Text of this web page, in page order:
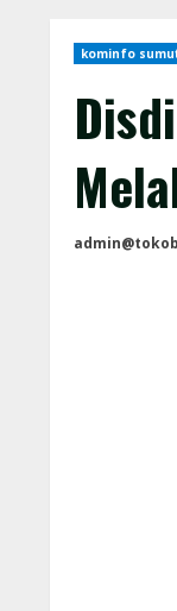
kominfo